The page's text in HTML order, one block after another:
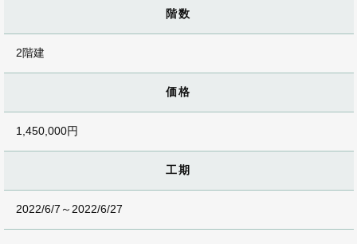
階数
2階建
価格
1,450,000円
工期
2022/6/7～2022/6/27